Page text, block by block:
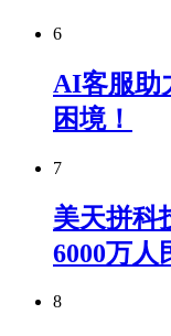
6
AI客服助
困境！
7
美天拼科
6000万人
8